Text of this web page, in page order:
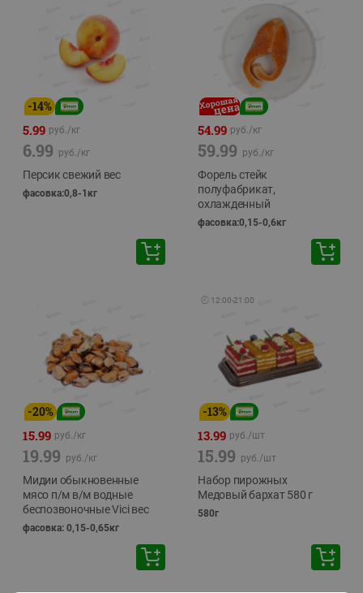
-14%
5.99 руб./кг
6.99 руб./кг
Персик свежий вес
фасовка:0,8-1кг
54.99 руб./кг
59.99 руб./кг
Форель стейк
полуфабрикат,
охлажденный
фасовка:0,15-0,6кг
-20%
15.99 руб./кг
19.99 руб./кг
Мидии обыкновенные
мясо п/м в/м водные
беспозвоночные Vici вес
фасовка: 0,15-0,65кг
🕘 12:00-21:00
-13%
13.99 руб./шт
15.99 руб./шт
Набор пирожных
Медовый бархат 580 г
580г